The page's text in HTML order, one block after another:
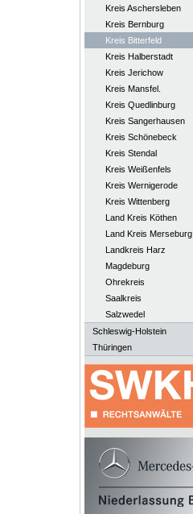
Kreis Aschersleben
Kreis Bernburg
Kreis Bitterfeld
Kreis Halberstadt
Kreis Jerichow
Kreis Mansfel.
Kreis Quedlinburg
Kreis Sangerhausen
Kreis Schönebeck
Kreis Stendal
Kreis Weißenfels
Kreis Wernigerode
Kreis Wittenberg
Land Kreis Köthen
Land Kreis Merseburg
Landkreis Harz
Magdeburg
Ohrekreis
Saalkreis
Salzwedel
Schleswig-Holstein
Thüringen